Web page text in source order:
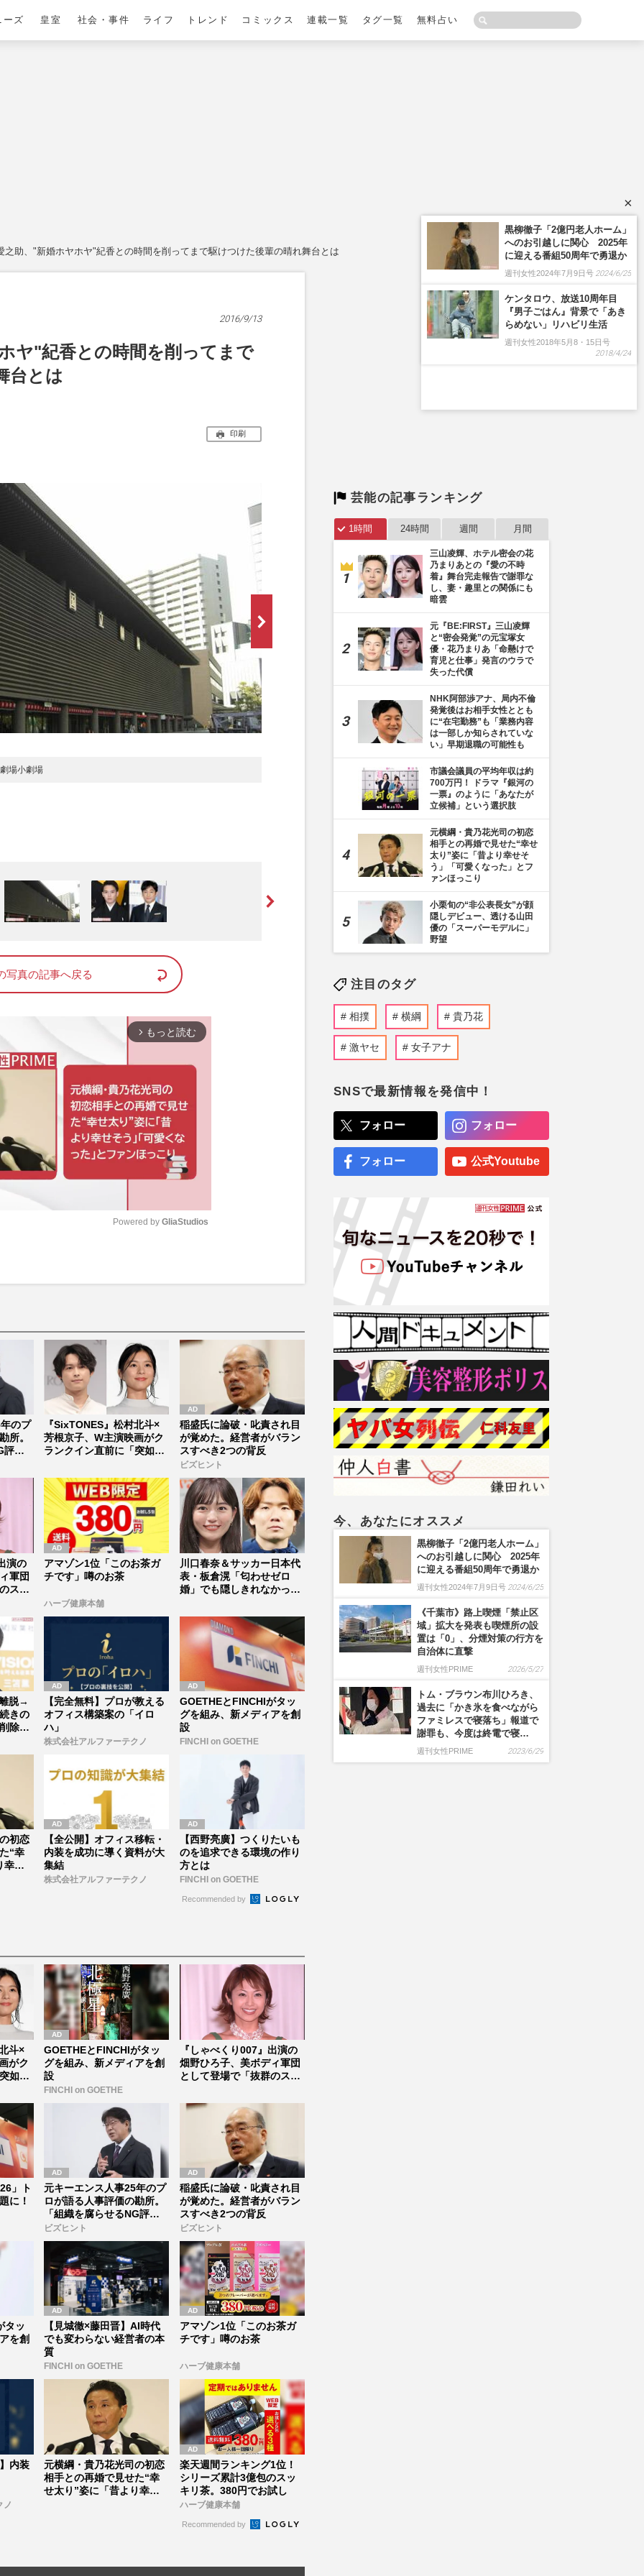
ーズ 皇室 社会・事件 ライフ トレンド コミックス 連載一覧 タグ一覧 無料占い
之助、"新婚ホヤホヤ"紀香との時間を削ってまで駆けつけた後輩の晴れ舞台とは
2016/9/13
ヤ"紀香との時間を削ってまで
台とは
印刷
場小劇場 [写真 2/2枚目] 中村歌昇(左)と愛之助(右)は深い絆でつながっている
写真の記事へ戻る
arrow_forward_ios もっと読む
u
Powered by GliaStudios
のプ
所。
評
『SixTONES』松村北斗×
芳根京子、W主演映画がク
ランクイン直前に「突如中
稲盛氏に論破・叱責され目
が覚めた。経営者がバラン
スすべき2つの背反
ビズヒント
演の
軍団
スタ
アマゾン1位「このお茶ガ
チです」噂のお茶
ハーブ健康本舗
川口春奈＆サッカー日本代
表・板倉滉「匂わせゼロ
婚」でも隠しきれなかった
脱→
きの
除」
【完全無料】プロが教える
オフィス構築案の「イロ
ハ」
株式会社アルファーテクノ
GOETHEとFINCHIがタッ
グを組み、新メディアを創
設
FINCHI on GOETHE
初恋
“幸
幸せ
【全公開】オフィス移転・
内装を成功に導く資料が大
集結
株式会社アルファーテクノ
【西野亮廣】つくりたいも
のを追求できる環境の作り
方とは
FINCHI on GOETHE
Recommended by
斗×
がク
如中
GOETHEとFINCHIがタッ
グを組み、新メディアを創
設
FINCHI on GOETHE
『しゃべくり007』出演の
畑野ひろ子、美ボディ軍団
として登場で「抜群のスタ
」ト
に！
元キーエンス人事25年のプ
ロが語る人事評価の勘所。
「組織を腐らせるNG評
価」とは...
ビズヒント
稲盛氏に論破・叱責され目
が覚めた。経営者がバラン
スすべき2つの背反
ビズヒント
タッ
を創
【見城徹×藤田晋】AI時代
でも変わらない経営者の本
質
FINCHI on GOETHE
アマゾン1位「このお茶ガ
チです」噂のお茶
ハーブ健康本舗
内装
ノ
元横綱・貴乃花光司の初恋
相手との再婚で見せた“幸
せ太り”姿に「昔より幸せ
楽天週間ランキング1位！
シリーズ累計3億包のスッ
キリ茶。380円でお試し
ハーブ健康本舗
Recommended by
芸能の記事ランキング
1時間 24時間 週間 月間
三山凌輝、ホテル密会の花
乃まりあとの『愛の不時
着』舞台完走報告で謝罪な
し、妻・趣里との関係にも
暗雲
元『BE:FIRST』三山凌輝
と“密会発覚”の元宝塚女
優・花乃まりあ「命懸けで
育児と仕事」発言のウラで
失った代償
NHK阿部渉アナ、局内不倫
発覚後はお相手女性ととも
に“在宅勤務”も「業務内容
は一部しか知らされていな
い」早期退職の可能性も
市議会議員の平均年収は約
700万円！ ドラマ『銀河の
一票』のように「あなたが
立候補」という選択肢
元横綱・貴乃花光司の初恋
相手との再婚で見せた“幸せ
太り”姿に「昔より幸せそ
う」「可愛くなった」とフ
ァンほっこり
小栗旬の“非公表長女”が顔
隠しデビュー、透ける山田
優の「スーパーモデルに」
野望
注目のタグ
相撲 横綱 貴乃花
激ヤセ 女子アナ
SNSで最新情報を発信中！
フォロー フォロー
フォロー 公式Youtube
今、あなたにオススメ
黒柳徹子「2億円老人ホーム」
へのお引越しに関心 2025年
に迎える番組50周年で勇退か
週刊女性2024年7月9日号 2024/6/25
《千葉市》路上喫煙「禁止区
域」拡大を発表も喫煙所の設
置は「0」、分煙対策の行方を
自治体に直撃
週刊女性PRIME 2026/5/27
トム・ブラウン布川ひろき、
過去に「かき氷を食べながら
ファミレスで寝落ち」報道で
謝罪も、今度は終電で寝…
週刊女性PRIME 2023/6/29
×